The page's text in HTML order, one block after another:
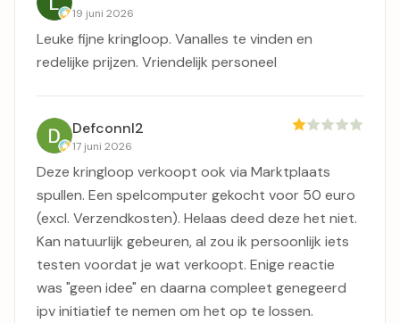
19 juni 2026
Leuke fijne kringloop. Vanalles te vinden en
redelijke prijzen. Vriendelijk personeel
Defconnl2
17 juni 2026
Deze kringloop verkoopt ook via Marktplaats
spullen. Een spelcomputer gekocht voor 50 euro
(excl. Verzendkosten). Helaas deed deze het niet.
Kan natuurlijk gebeuren, al zou ik persoonlijk iets
testen voordat je wat verkoopt. Enige reactie
was "geen idee" en daarna compleet genegeerd
ipv initiatief te nemen om het op te lossen.